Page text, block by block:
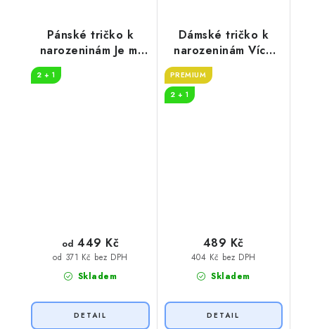
Pánské tričko k
narozeninám Je mi
2 + 1
Skladem
od 371 Kč bez DPH
od 449 Kč
Dámské tričko k
narozeninám Více
DRINKU
PREMIUM
2 + 1
Skladem
404 Kč bez DPH
489 Kč